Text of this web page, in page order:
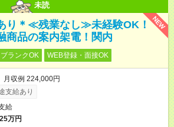
未読
NEW
り＊≪残業なし≫未経験OK！
商品の案内架電！関内
ブランクOK WEB登録・面接OK
収例 224,000円
支給あり
給
万円